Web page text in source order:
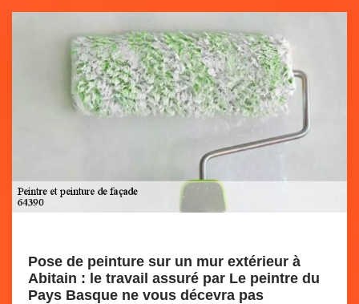
Pose de peinture sur un mur extérieur à
Abitain : le travail assuré par Le peintre du
Pays Basque ne vous décevra pas